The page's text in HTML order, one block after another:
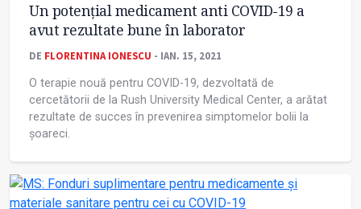
Un potențial medicament anti COVID-19 a
avut rezultate bune în laborator
DE FLORENTINA IONESCU - IAN. 15, 2021
O terapie nouă pentru COVID-19, dezvoltată de
cercetătorii de la Rush University Medical Center, a arătat
rezultate de succes în prevenirea simptomelor bolii la
șoareci.